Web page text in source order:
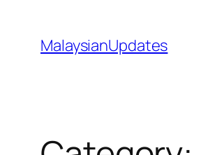
content
MalaysianUpdates